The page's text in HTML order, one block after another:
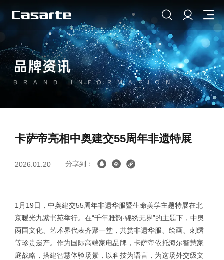
品牌资讯
BRAND INFORMATION
卡萨帝亮相中奥建交55周年非遗特展
2026.01.20 分享到：
1月19日，中奥建交55周年非遗华服暨生命美学主题特展在北
京暖光九紫书苑举行。在“千年雅韵·锦绣无界”的主题下，中奥
两国文化、艺术界代表齐聚一堂，共赏非遗华服、绘画、刺绣
等珍贵遗产。作为国际高端家电品牌，卡萨帝依托海尔智慧家
庭战略，搭建智慧体验场景，以科技为语言，为这场外交级文